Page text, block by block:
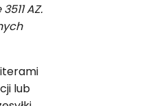
AZ.
lub